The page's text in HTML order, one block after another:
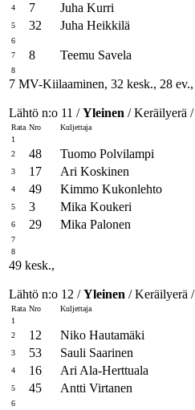
4 7 Juha Kurri
5 32 Juha Heikkilä
6
7
8 Teemu Savela
8
7 MV-Kiilaaminen, 32 kesk., 28 ev.,
Lähtö n:o 11 /Yleinen / Keräilyerä /
Rata Nro Kuljettaja
1
2
48 Tuomo Polvilampi
3 17 Ari Koskinen
4 49 Kimmo Kukonlehto
5 3 Mika Koukeri
6 29 Mika Palonen
7
8
49 kesk.,
Lähtö n:o 12 /Yleinen / Keräilyerä /
Rata Nro Kuljettaja
1
2
12 Niko Hautamäki
3 53 Sauli Saarinen
4 16 Ari Ala-Herttuala
5 45 Antti Virtanen
6